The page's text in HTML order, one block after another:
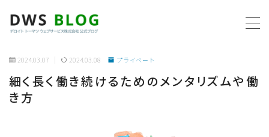
ホーム
2024.03.07 2024.03.08 プライベート
細く長く働き続けるためのメンタリズムや働
き方